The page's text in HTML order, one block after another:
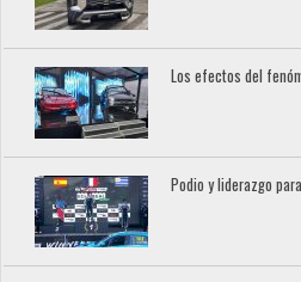
Los efectos del
Podio y liderazgo